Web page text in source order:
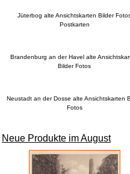
Jüterbog alte Ansichtskarten Bilder
Postkarten
Brandenburg an der Havel alte
Bilder Fotos
Neustadt an der Dosse alte Ansichtskarten
Fotos
Neue Produkte im August